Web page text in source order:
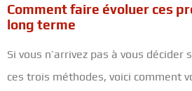
Comment faire évoluer ces
long terme
Si vous n’arrivez pas à vous décider
ces trois méthodes, voici comment